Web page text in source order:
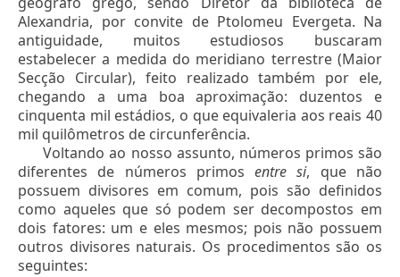
Alexandria, por convite de Ptolomeu Evergeta. Na
antiguidade, muitos estudiosos buscaram
estabelecer a medida do meridiano terrestre (Maior
Secção Circular), feito realizado também por ele,
chegando a uma boa aproximação: duzentos e
cinquenta mil estádios, o que equivaleria aos reais 40
mil quilômetros de circunferência.
Voltando ao nosso assunto, números primos são
diferentes de números primosentre si, que não
possuem divisores em comum, pois são definidos
como aqueles que só podem ser decompostos em
dois fatores: um e eles mesmos; pois não possuem
outros divisores naturais. Os procedimentos são os
seguintes: